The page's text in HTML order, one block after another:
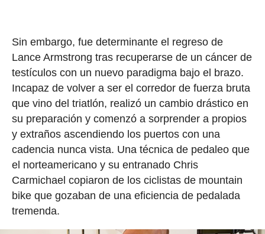
Sin embargo, fue determinante el regreso de
Lance Armstrong tras recuperarse de un cáncer de
testículos con un nuevo paradigma bajo el brazo.
Incapaz de volver a ser el corredor de fuerza bruta
que vino del triatlón, realizó un cambio drástico en
su preparación y comenzó a sorprender a propios
y extraños ascendiendo los puertos con una
cadencia nunca vista. Una técnica de pedaleo que
el norteamericano y su entranado Chris
Carmichael copiaron de los ciclistas de mountain
bike que gozaban de una eficiencia de pedalada
tremenda.